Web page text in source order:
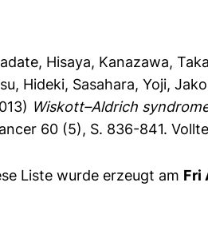
Hisaya, Kanazawa,
Hideki, Sasahara, Yoji,
Wiskott–Aldrich
60 (5), S. 836-841.
Liste wurde erzeugt am Fri